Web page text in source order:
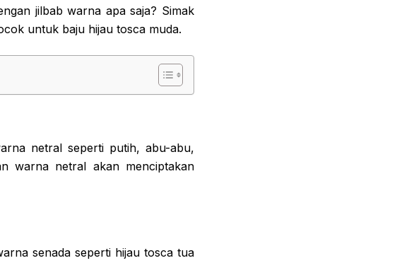
jilbab warna apa saja? Simak
untuk baju hijau tosca muda.
netral seperti putih, abu-abu,
warna netral akan menciptakan
senada seperti hijau tosca tua